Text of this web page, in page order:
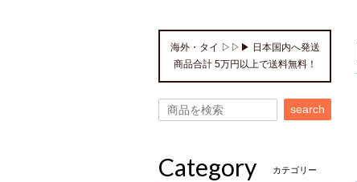
海外・タイ ▷▷▶ 日本国内へ発送
商品合計 5万円以上で送料無料！
search
Category カテゴリー